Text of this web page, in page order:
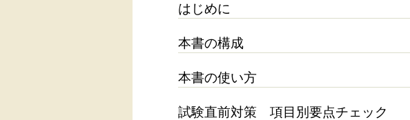
はじめに
本書の構成
本書の使い方
試験直前対策 項目別要点チェック